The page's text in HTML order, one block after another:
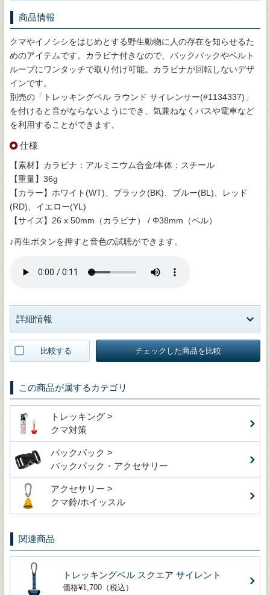
商品情報
クマやイノシシをはじめとする野生動物に人の存在を知らせるた
めのアイテムです。カラビナ付きなので、バックパックやベルト
ループにワンタッチで取り付け可能。カラビナが回転しないデザ
インです。
別売の「トレッキングベル ラウンド サイレンサー(#1134337)」
を付けると音がならないようにでき、気兼ねなくバスや電車など
を利用することができます。
仕様
【素材】カラビナ：アルミニウム合金/本体：スチール
【重量】36g
【カラー】ホワイト(WT)、ブラック(BK)、ブルー(BL)、レッド
(RD)、イエロー(YL)
【サイズ】26 x 50mm（カラビナ） / Φ38mm（ベル）
♪再生ボタンを押すと音色の試聴ができます。
詳細情報
比較する チェックした商品を比較
この商品が属するカテゴリ
トレッキング >
クマ対策
バックパック >
バックパック・アクセサリー
アクセサリー >
クマ鈴/ホイッスル
関連商品
トレッキングベル スクエア サイレント
価格¥1,700（税込）